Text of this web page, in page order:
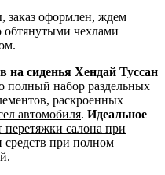
заказ оформлен, ждем
обтянутыми чехлами
сиденья Хендай Туссан
полный набор раздельных
раскроенных
автомобиля. Идеальное
перетяжки салона при
при полном